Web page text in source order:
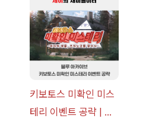
v1.0+] 다운로드
키보토스 미확인 미스
테리 이벤트 공략 | 블